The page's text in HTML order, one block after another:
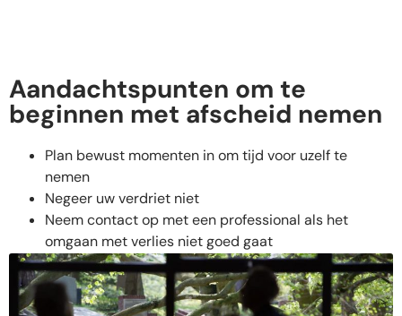
Aandachtspunten om te
beginnen met afscheid nemen
Plan bewust momenten in om tijd voor uzelf te
nemen
Negeer uw verdriet niet
Neem contact op met een professional als het
omgaan met verlies niet goed gaat